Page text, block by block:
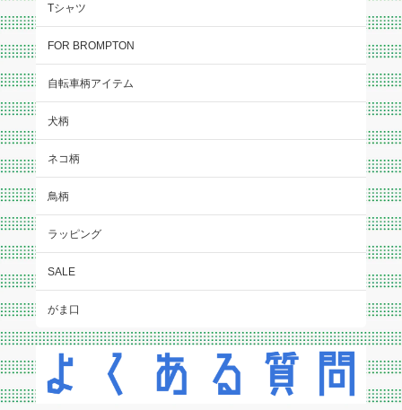
Tシャツ
FOR BROMPTON
自転車柄アイテム
犬柄
ネコ柄
鳥柄
ラッピング
SALE
がま口